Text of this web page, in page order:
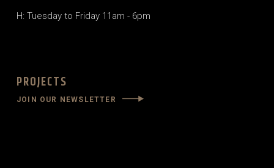
H: Tuesday to Friday 11am - 6pm
PROJECTS
JOIN OUR NEWSLETTER